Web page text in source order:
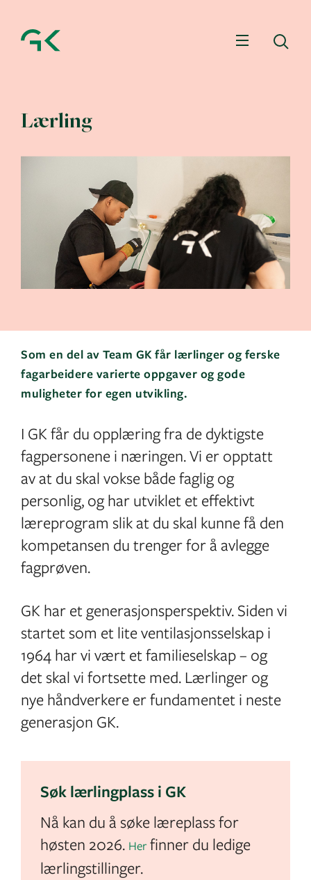
Meny
Lærling
Som en del av Team GK får lærlinger og ferske
fagarbeidere varierte oppgaver og gode
muligheter for egen utvikling.
I GK får du opplæring fra de dyktigste
fagpersonene i næringen. Vi er opptatt
av at du skal vokse både faglig og
personlig, og har utviklet et effektivt
læreprogram slik at du skal kunne få den
kompetansen du trenger for å avlegge
fagprøven.
GK har et generasjonsperspektiv. Siden vi
startet som et lite ventilasjonsselskap i
1964 har vi vært et familieselskap – og
det skal vi fortsette med. Lærlinger og
nye håndverkere er fundamentet i neste
generasjon GK.
Søk lærlingplass i GK
Nå kan du å søke læreplass for
høsten 2026. Herfinner du ledige
lærlingstillinger.